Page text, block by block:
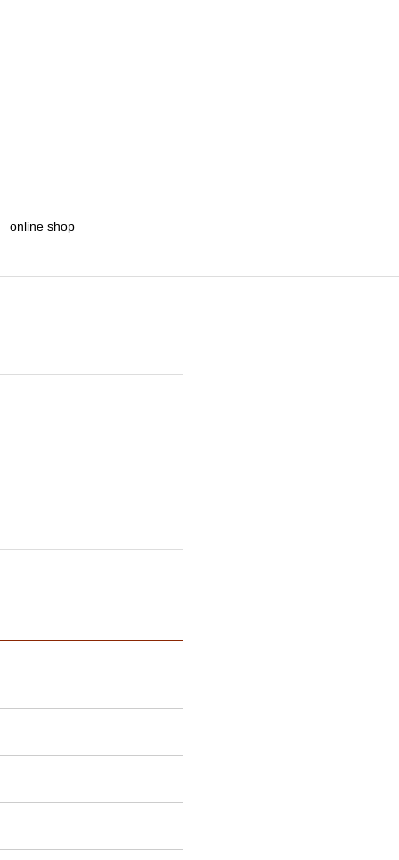
online shop